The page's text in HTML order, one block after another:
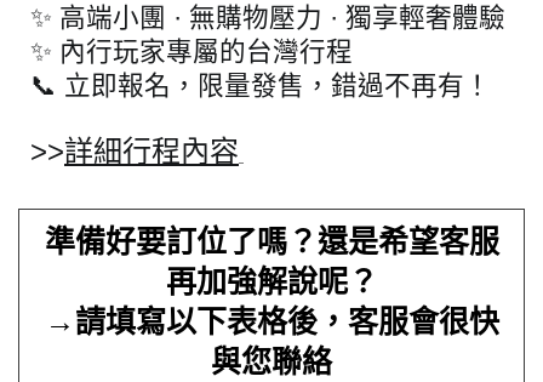
✨ 高端小團 · 無購物壓力 · 獨享輕奢體驗
✨ 內行玩家專屬的台灣行程
📞 立即報名，限量發售，錯過不再有！
>>詳細行程內容
準備好要訂位了嗎？還是希望客服
再加強解說呢？
→請填寫以下表格後，客服會很快
與您聯絡